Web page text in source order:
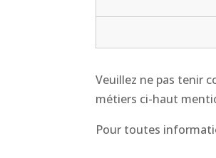
Veuillez ne pas tenir
métiers ci-haut
Pour toutes